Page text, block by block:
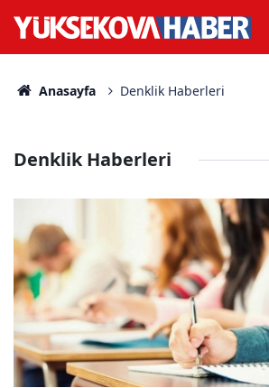
Anasayfa Denklik Haberleri
Denklik Haberleri